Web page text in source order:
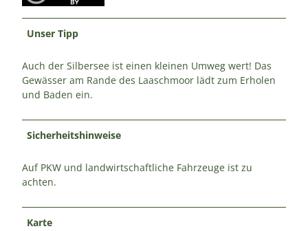
Unser Tipp
Auch der Silbersee ist einen kleinen Umweg wert! Das
Gewässer am Rande des Laaschmoor lädt zum Erholen
und Baden ein.
Sicherheitshinweise
Auf PKW und landwirtschaftliche Fahrzeuge ist zu
achten.
Karte